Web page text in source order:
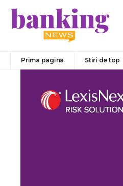
Prima pagina Stiri de top